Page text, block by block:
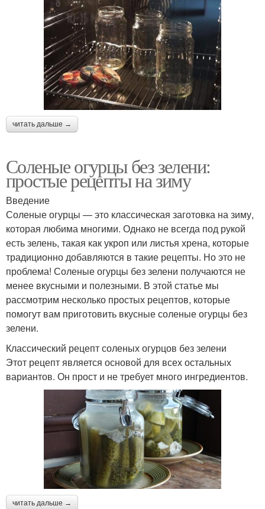
читать дальше →
Соленые огурцы без зелени:
простые рецепты на зиму
Введение
Соленые огурцы — это классическая заготовка на зиму,
которая любима многими. Однако не всегда под рукой
есть зелень, такая как укроп или листья хрена, которые
традиционно добавляются в такие рецепты. Но это не
проблема! Соленые огурцы без зелени получаются не
менее вкусными и полезными. В этой статье мы
рассмотрим несколько простых рецептов, которые
помогут вам приготовить вкусные соленые огурцы без
зелени.
Классический рецепт соленых огурцов без зелени
Этот рецепт является основой для всех остальных
вариантов. Он прост и не требует много ингредиентов.
читать дальше →